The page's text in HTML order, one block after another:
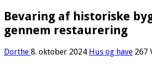
Bevaring af historiske
gennem restaurering
Dorthe 8. oktober 2024 Hus og have 267